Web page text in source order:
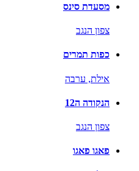
מסעדת סינס
צפון הנגב
כפות תמרים
אילת, ערבה
הנקודה ה12
צפון הנגב
פאגו פאגו